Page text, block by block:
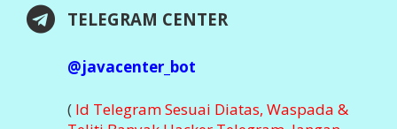
TELEGRAM CENTER
@javacenter_bot
( Id Telegram Sesuai Diatas, Waspada &